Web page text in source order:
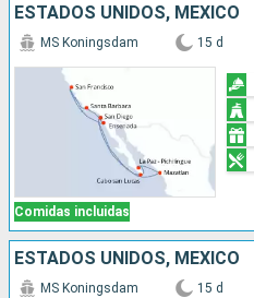
ESTADOS UNIDOS, MÉXICO
Comidas incluidas
MS Koningsdam 15 d
ESTADOS UNIDOS, MÉXICO
MS Koningsdam 15 d